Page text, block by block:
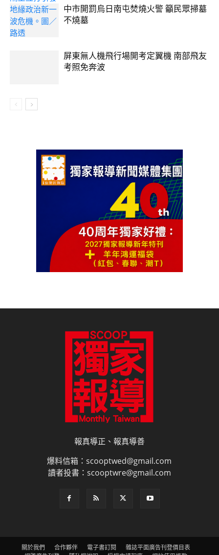
中市開罰烏日南屯焚燒火警 籲民眾掃墓
不燒墓
屏東無人機飛行場開考定翼機 南部飛友
考照免奔波
報真導正、報真導善
爆料信箱：scooptwed@gmail.com
讀者投書：scooptwre@gmail.com
關於我們 合作夥伴 電子書訂閱
雜誌平面廣告刊登價目表